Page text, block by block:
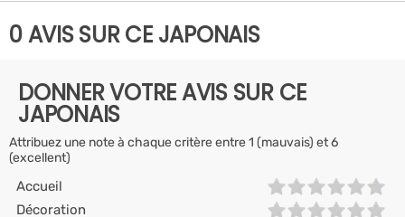
0 AVIS SUR CE JAPONAIS
DONNER VOTRE AVIS SUR CE
JAPONAIS
Attribuez une note à chaque critère entre 1 (mauvais) et 6
(excellent)
Accueil
Décoration